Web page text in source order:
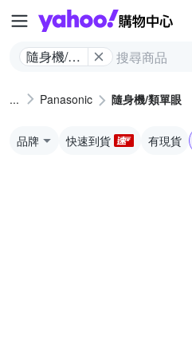
隨身機/類
Panasonic 隨身機/類單眼
品牌 快速到貨 有現貨